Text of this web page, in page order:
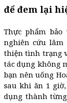
để đem lại
Thực phẩm
nghiên cứu lâm
thiện tình trạng
tác dụng không
bạn nên uống
sau khi ăn 1
dụng thành